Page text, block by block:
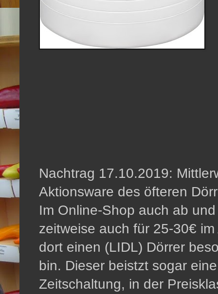
Nachtrag 17.10.2019:
Aktionsware des öfteren
Im Online-Shop auch ab
zeitweise auch für 25-30€
dort einen (LIDL) Dörrer
bin. Dieser beistzt sogar
Zeitschaltung, in der